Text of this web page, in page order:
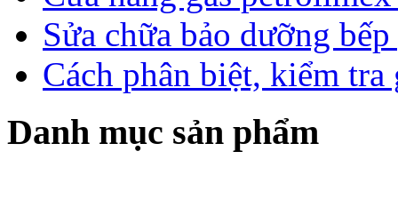
Sửa chữa bảo dưỡng
Cách phân biệt, kiểm
Danh mục sản phẩm